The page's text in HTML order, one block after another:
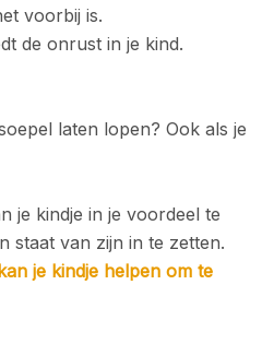
voorbij is.
de onrust in je kind.
laten lopen? Ook als je
je kindje in je voordeel te
staat van zijn in te zetten.
je kindje helpen om te